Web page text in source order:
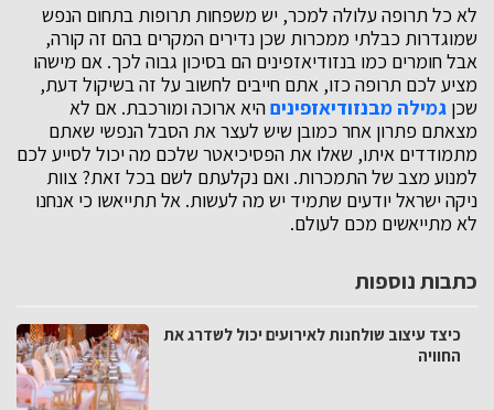
לא כל תרופה עלולה למכר, יש משפחות תרופות בתחום הנפש
שמוגדרות כבלתי ממכרות שכן נדירים המקרים בהם זה קורה,
אבל חומרים כמו בנזודיאזפינים הם בסיכון גבוה לכך. אם מישהו
מציע לכם תרופה כזו, אתם חייבים לחשוב על זה בשיקול דעת,
שכן גמילה מבנזודיאזפיניםהיא ארוכה ומורכבת. אם לא
מצאתם פתרון אחר כמובן שיש לעצר את הסבל הנפשי שאתם
מתמודדים איתו, שאלו את הפסיכיאטר שלכם מה יכול לסייע לכם
למנוע מצב של התמכרות. ואם נקלעתם לשם בכל זאת? צוות
ניקה ישראל יודעים שתמיד יש מה לעשות. אל תתייאשו כי אנחנו
לא מתייאשים מכם לעולם.
כתבות נוספות
כיצד עיצוב שולחנות לאירועים יכול לשדרג את
החוויה